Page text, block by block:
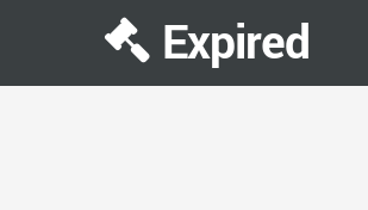
Expired